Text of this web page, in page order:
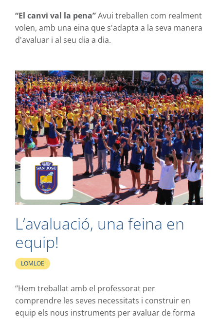
“El canvi val la pena”Avui treballen com realment
volen, amb una eina que s'adapta a la seva manera
d'avaluar i al seu dia a dia.
L’avaluació, una feina en
equip!
LOMLOE
“Hem treballat amb el professorat per
comprendre les seves necessitats i construir en
equip els nous instruments per avaluar de forma